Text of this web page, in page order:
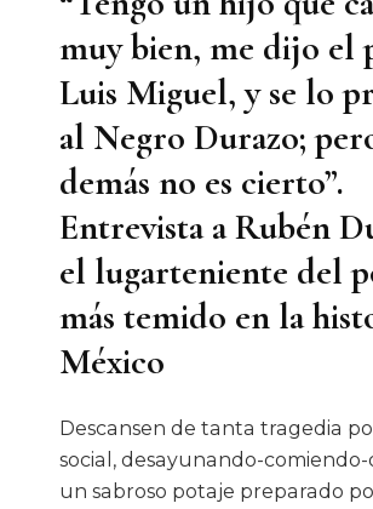
muy bien, me dijo el
Luis Miguel, y se lo
al Negro Durazo;
demás no es cierto”.
Entrevista a Rubén
el lugarteniente del
más temido en la
México
Descansen de tanta tragedia
social, desayunando-
un sabroso potaje preparado